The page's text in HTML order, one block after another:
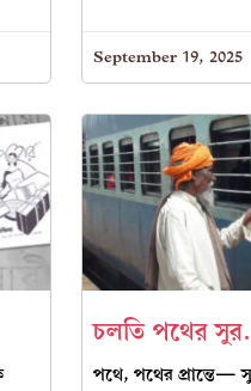
September 19, 2025
চলতি পথের
পথে, পথের প্রান্তে—